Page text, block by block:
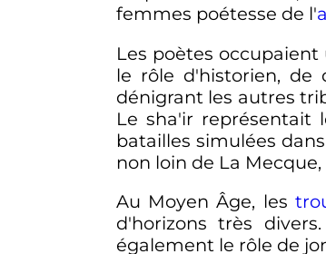
femmes poétesse de l'
Les poètes
le rôle d'historien,
dénigrant les autres
Le sha'ir représentait
batailles simulées
non loin de La
Au Moyen Âge, les
d'horizons très
également le rôle de